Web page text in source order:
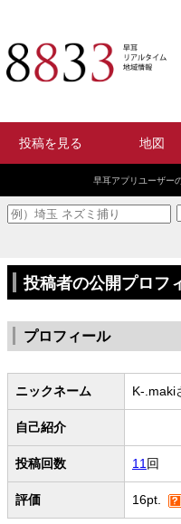
投稿を見る 地図
早耳アプリユーザー
投稿者の公開プロフ
プロフィール
ニックネーム K-.maki
自己紹介
投稿回数 11 回
評価 16pt.